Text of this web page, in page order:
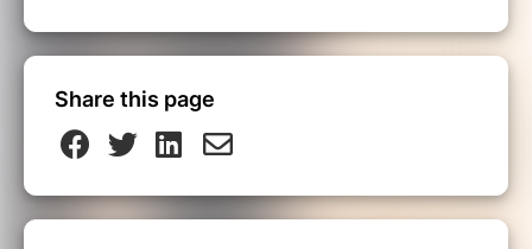
Share this page